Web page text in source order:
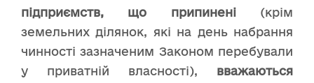
підприємств, що припинені(крім
земельних ділянок, які на день набрання
чинності зазначеним Законом перебували
у приватній власності), вважаються